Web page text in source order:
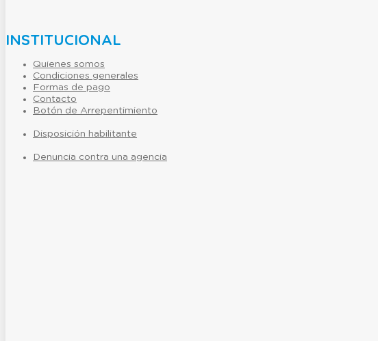
INSTITUCIONAL
Quienes somos
Condiciones generales
Formas de pago
Contacto
Botón de Arrepentimiento
Disposición habilitante
Denuncia contra una agencia